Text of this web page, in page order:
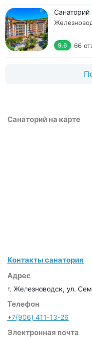
Санаторий
9.6 66
Санаторий на карте
Контакты санатория
Адрес
г. Железноводск, ул.
Телефон
+7(906) 411-13-26
Электронная почта